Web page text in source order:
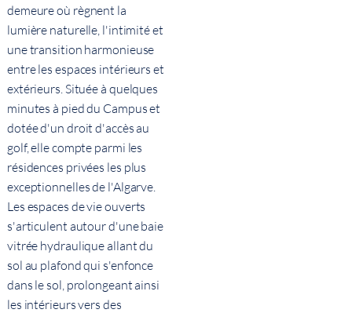
demeure où règnent la
lumière naturelle, l'intimité et
une transition harmonieuse
entre les espaces intérieurs et
extérieurs. Située à quelques
minutes à pied du Campus et
dotée d'un droit d'accès au
golf, elle compte parmi les
résidences privées les plus
exceptionnelles de l'Algarve.
Les espaces de vie ouverts
s'articulent autour d'une baie
vitrée hydraulique allant du
sol au plafond qui s'enfonce
dans le sol, prolongeant ainsi
les intérieurs vers des